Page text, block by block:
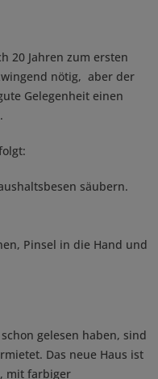
20 Jahren zum ersten
nötig, aber der
Gelegenheit einen
säubern.
Pinsel in die Hand und
gelesen haben, sind
Das neue Haus ist
mit farbiger